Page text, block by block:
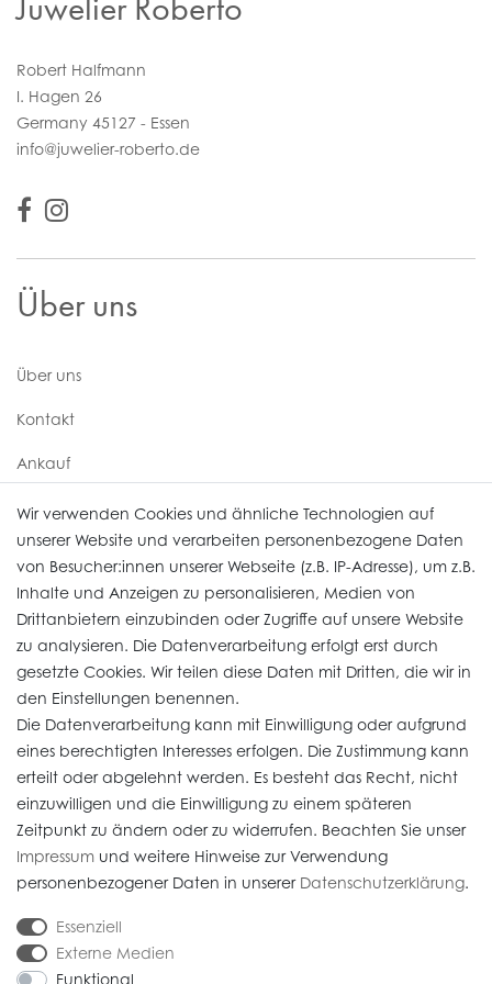
Robert Halfmann
I. Hagen 26
Germany 45127 - Essen
info@juwelier-roberto.de
Über uns
Über uns
Kontakt
Ankauf
Uhren Service
Vertrag widerrufen
Informationen
Widerrufs­recht
Impressum
AGB
Wir verwenden Cookies und ähnliche Technologien auf
unserer Website und verarbeiten personenbezogene Daten
von Besucher:innen unserer Webseite (z.B. IP-Adresse), um z.B.
Inhalte und Anzeigen zu personalisieren, Medien von
Drittanbietern einzubinden oder Zugriffe auf unsere Website
zu analysieren. Die Datenverarbeitung erfolgt erst durch
gesetzte Cookies. Wir teilen diese Daten mit Dritten, die wir in
den Einstellungen benennen.
Die Datenverarbeitung kann mit Einwilligung oder aufgrund
eines berechtigten Interesses erfolgen. Die Zustimmung kann
erteilt oder abgelehnt werden. Es besteht das Recht, nicht
einzuwilligen und die Einwilligung zu einem späteren
Zeitpunkt zu ändern oder zu widerrufen. Beachten Sie unser
Impressum und weitere Hinweise zur Verwendung
personenbezogener Daten in unserer Daten­schutz­erklärung.
Essenziell
Externe Medien
Funktional